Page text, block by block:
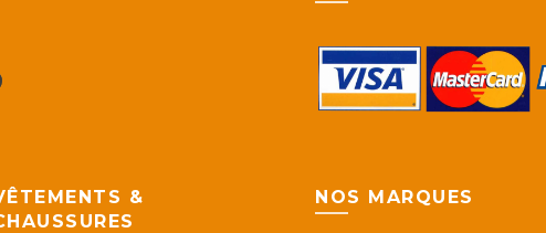
&
NOS MARQUES